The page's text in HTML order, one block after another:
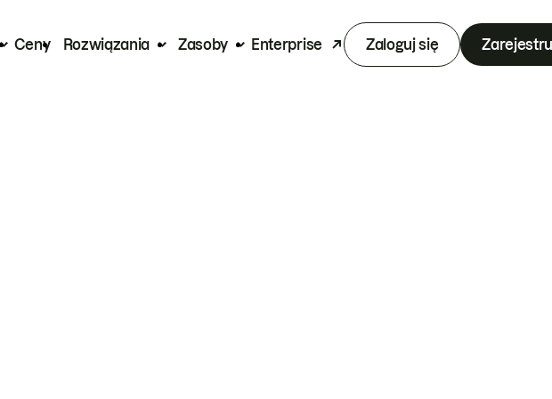
Ceny Rozwiązania Zasoby Enterprise Zaloguj się